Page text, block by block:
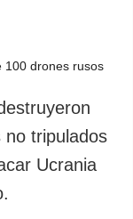
no tripulados
Ucrania